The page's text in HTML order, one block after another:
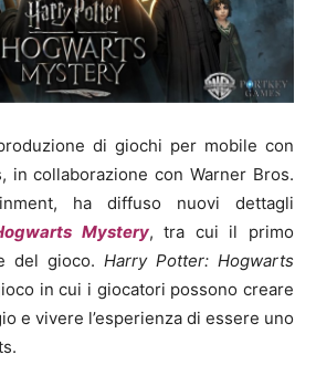
di giochi per mobile con
in collaborazione con Warner Bros.
ha diffuso nuovi dettagli
Mystery, tra cui il primo
del gioco. Harry Potter: Hogwarts
in cui i giocatori possono creare
e vivere l’esperienza di essere uno